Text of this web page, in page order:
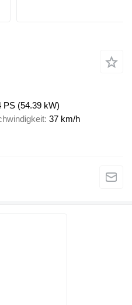
PS (54.39 kW)
37 km/h